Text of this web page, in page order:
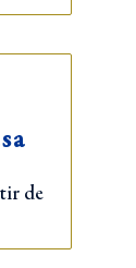
de